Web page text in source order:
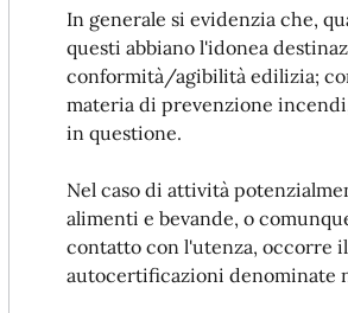
In generale si evidenzia che,
questi abbiano l'idonea
conformità/agibilità edilizia;
materia di prevenzione
in questione.
Nel caso di attività
alimenti e bevande, o
contatto con l'utenza, occorre
autocertificazioni denominate